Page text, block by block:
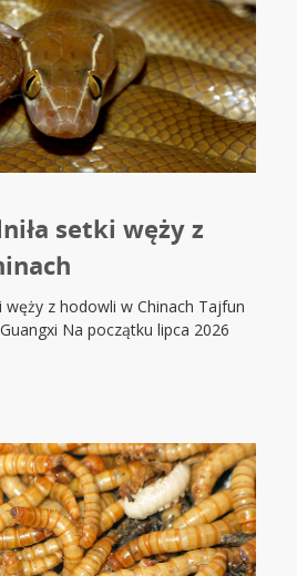
setki węży z
węży z hodowli w Chinach Tajfun
Na początku lipca 2026